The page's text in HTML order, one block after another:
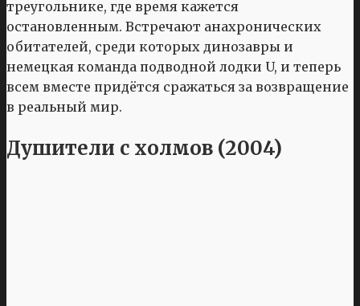
треугольнике, где время кажется
остановленным. Встречают анахронических
обитателей, среди которых динозавры и
немецкая команда подводной лодки U, и теперь
всем вместе придётся сражаться за возвращение
в реальный мир.
Душители с холмов (2004)